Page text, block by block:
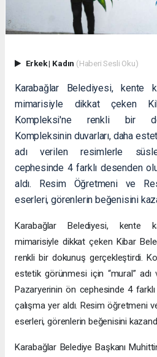
Erkek| Kadın (Haberi Sesli Oku)
Karabağlar Belediyesi, kente
mimarisiyle dikkat çeken
Kompleksi'ne renkli bir
Kompleksinin duvarları, daha
adı verilen resimlerle
cephesinde 4 farklı desenden
aldı. Resim Öğretmeni ve
eserleri, görenlerin beğenisini
Karabağlar Belediyesi, kente
mimarisiyle dikkat çeken Kibar
renkli bir dokunuş gerçekleştirdi.
estetik görünmesi için “mural” adı
Pazaryerinin ön cephesinde 4
çalışma yer aldı. Resim öğretmeni
eserleri, görenlerin beğenisini
Karabağlar Belediye Başkanı